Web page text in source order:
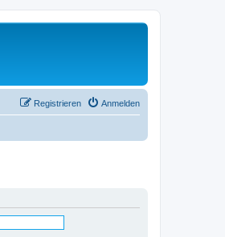
Anmelden
Registrieren